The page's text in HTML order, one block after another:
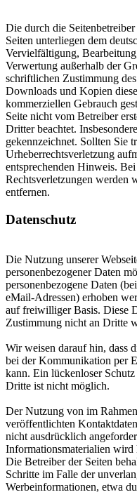
Die durch die
Seiten unterliegen dem
Vervielfältigung,
Verwertung außerhalb der
schriftlichen Zustimmung
Downloads und Kopien
kommerziellen Gebrauch
Seite nicht vom Betreiber
Dritter beachtet.
gekennzeichnet. Sollten Sie
Urheberrechtsverletzung
entsprechenden Hinweis.
Rechtsverletzungen werden
entfernen.
Datenschutz
Die Nutzung unserer
personenbezogener Daten
personenbezogene Daten
eMail-Adressen) erhoben
auf freiwilliger Basis. Diese
Zustimmung nicht an Dritte
Wir weisen darauf hin, dass
bei der Kommunikation per
kann. Ein lückenloser
Dritte ist nicht möglich.
Der Nutzung von im
veröffentlichten
nicht ausdrücklich
Informationsmaterialien
Die Betreiber der Seiten
Schritte im Falle der
Werbeinformationen, etwa